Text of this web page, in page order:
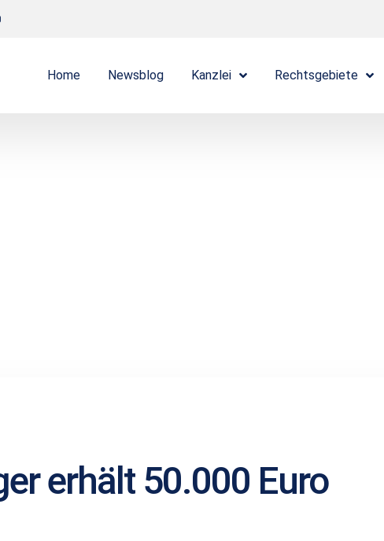
Home Newsblog Kanzlei Rechtsgebiete
erhält 50.000 Euro